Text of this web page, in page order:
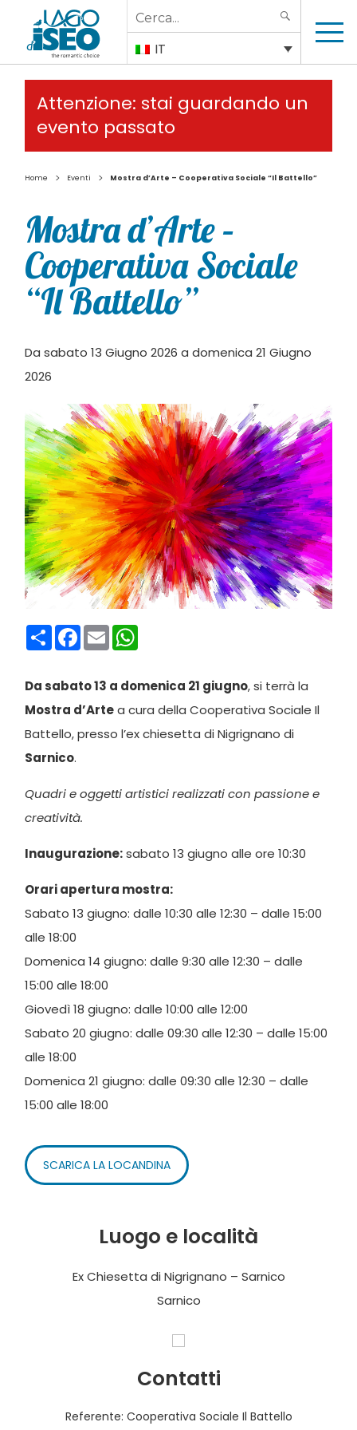
Search
for:
IT
Attenzione: stai guardando un
evento passato
Home > Eventi > Mostra d’Arte – Cooperativa Sociale “Il Battello”
Mostra d’Arte –
Cooperativa Sociale
“Il Battello”
Da sabato 13 Giugno 2026 a domenica 21 Giugno
2026
CondividiFacebook
Email
Da sabato 13 a domenica 21 giugno, si terrà la
Mostra d’Artea cura della Cooperativa Sociale Il
Battello, presso l’ex chiesetta di Nigrignano di
Sarnico.
Quadri e oggetti artistici realizzati con passione e
creatività.
Inaugurazione:sabato 13 giugno alle ore 10:30
Orari apertura mostra:
Sabato 13 giugno: dalle 10:30 alle 12:30 – dalle 15:00
alle 18:00
Domenica 14 giugno: dalle 9:30 alle 12:30 – dalle
15:00 alle 18:00
Giovedì 18 giugno: dalle 10:00 alle 12:00
Sabato 20 giugno: dalle 09:30 alle 12:30 – dalle 15:00
alle 18:00
Domenica 21 giugno: dalle 09:30 alle 12:30 – dalle
15:00 alle 18:00
SCARICA LA LOCANDINA
Luogo e località
Ex Chiesetta di Nigrignano – Sarnico
Sarnico
Contatti
Referente: Cooperativa Sociale Il Battello